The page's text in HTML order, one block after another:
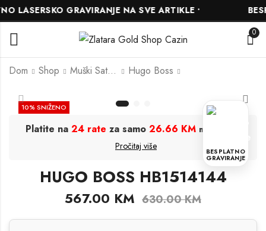
GRAVIRANJE NA SVE ARTIKLE •
0
Dom Shop Muški Satovi Hugo Boss
HUGO BOSS
HB1513701
531.00 KM
KM
HUGO BOSS
HB1514241
612.00
KM
10% SNIŽENO
BESPLATNO
GRAVIRANJE
Platite na 24 rate za samo 26.66 KM mjesečno
Pročitaj više
HUGO BOSS HB1514144
567.00 KM 630.00KM